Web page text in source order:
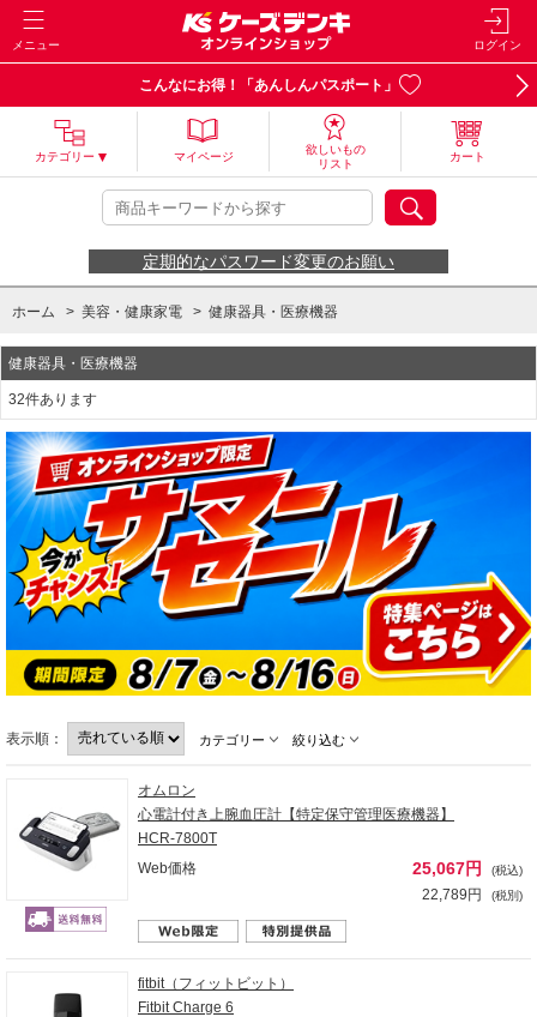
メニュー ログイン
こんなにお得！「あんしんパスポート」
カテゴリー マイページ
欲しいもの
リスト
カート
定期的なパスワード変更のお願い
ホーム > 美容・健康家電 > 健康器具・医療機器
健康器具・医療機器
32件あります
表示順： カテゴリー 絞り込む
オムロン
心電計付き上腕血圧計【特定保守管理医療機器】
HCR-7800T
Web価格
25,067円 (税込)
22,789円 (税別)
fitbit（フィットビット）
Fitbit Charge 6